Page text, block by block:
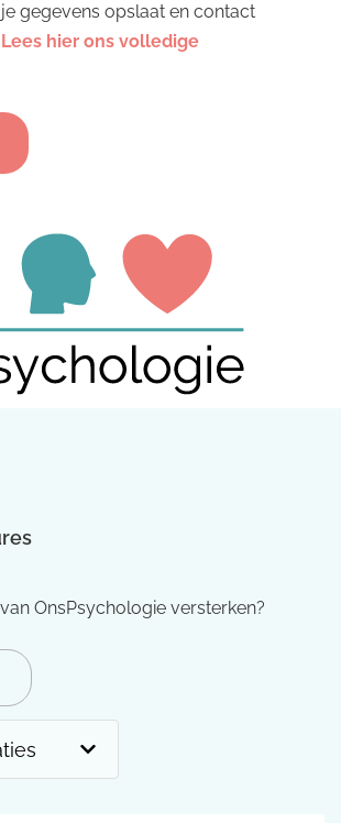
gegevens opslaat en contact
Lees hier ons volledige
OnsPsychologie versterken?